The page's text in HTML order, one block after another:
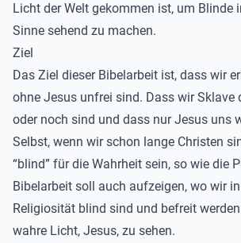
Licht der Welt gekommen ist, um Blinde
Sinne sehend zu machen.
Ziel
Das Ziel dieser Bibelarbeit ist, dass wir
ohne Jesus unfrei sind. Dass wir Sklave
oder noch sind und dass nur Jesus uns
Selbst, wenn wir schon lange Christen
“blind” für die Wahrheit sein, so wie die
Bibelarbeit soll auch aufzeigen, wo wir
Religiosität blind sind und befreit
wahre Licht, Jesus, zu sehen.